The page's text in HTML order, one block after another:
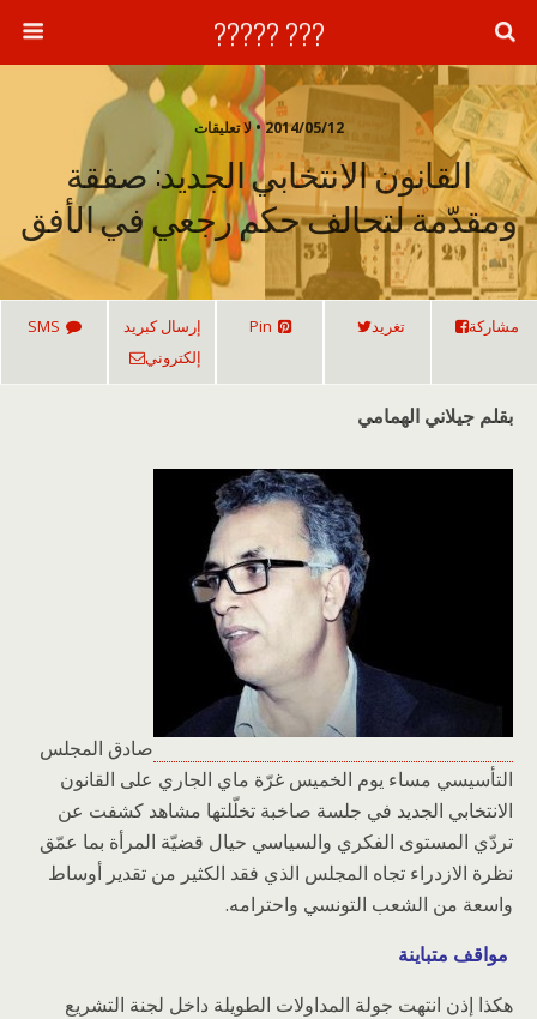
??? ?????
2014/05/12 • لا تعليقات
القانون الانتخابي الجديد: صفقة
ومقدّمة لتحالف حكم رجعي في الأفق
مشاركة تغريد Pin
إرسال كبريد
إلكتروني
SMS
بقلم جيلاني الهمامي
صادق المجلس
التأسيسي مساء يوم الخميس غرّة ماي الجاري على القانون
الانتخابي الجديد في جلسة صاخبة تخلّلتها مشاهد كشفت عن
تردّي المستوى الفكري والسياسي حيال قضيّة المرأة بما عمّق
نظرة الازدراء تجاه المجلس الذي فقد الكثير من تقدير أوساط
واسعة من الشعب التونسي واحترامه.
مواقف متباينة
هكذا إذن انتهت جولة المداولات الطويلة داخل لجنة التشريع